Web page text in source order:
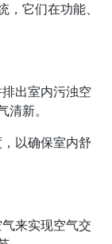
，它们在功能、
出室内污浊空
新。
以确保室内舒
来实现空气交